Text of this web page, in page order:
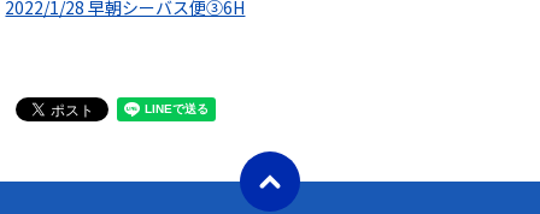
2022/1/28 早朝シーバス便③6H